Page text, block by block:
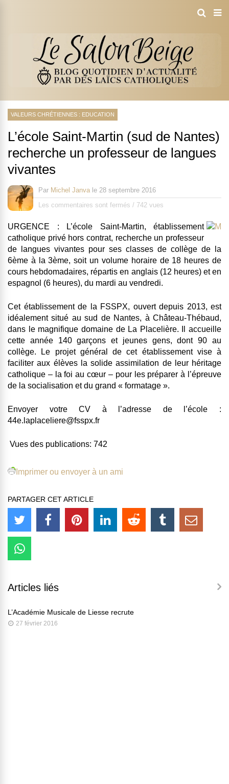
VALEURS CHRÉTIENNES : EDUCATION
L’école Saint-Martin (sud de Nantes)
recherche un professeur de langues
vivantes
Par Michel Janva le 28 septembre 2016
Les commentaires sont fermés / 742 vues
URGENCE : L’école Saint-Martin, établissement
catholique privé hors contrat, recherche un professeur
de langues vivantes pour ses classes de collège de la
6ème à la 3ème, soit un volume horaire de 18 heures de
cours hebdomadaires, répartis en anglais (12 heures) et en
espagnol (6 heures), du mardi au vendredi.
Cet établissement de la FSSPX, ouvert depuis 2013, est
idéalement situé au sud de Nantes, à Château-Thébaud,
dans le magnifique domaine de La Placelière. Il accueille
cette année 140 garçons et jeunes gens, dont 90 au
collège. Le projet général de cet établissement vise à
faciliter aux élèves la solide assimilation de leur héritage
catholique – la foi au cœur – pour les préparer à l’épreuve
de la socialisation et du grand « formatage ».
Envoyer votre CV à l’adresse de l’école :
44e.laplaceliere@fsspx.fr
Vues des publications: 742
Imprimer ou envoyer à un ami
PARTAGER CET ARTICLE
Articles liés
L’Académie Musicale de Liesse recrute
27 février 2016